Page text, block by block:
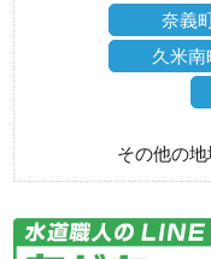
奈義
久米南
その他の